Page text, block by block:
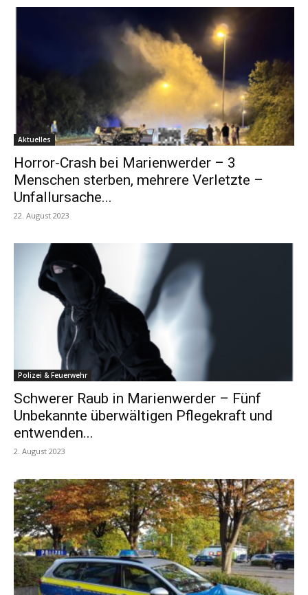
Aktuelles
Horror-Crash bei Marienwerder – 3
Menschen sterben, mehrere Verletzte –
Unfallursache...
22. August 2023
Polizei & Feuerwehr
Schwerer Raub in Marienwerder – Fünf
Unbekannte überwältigen Pflegekraft und
entwenden...
2. August 2023